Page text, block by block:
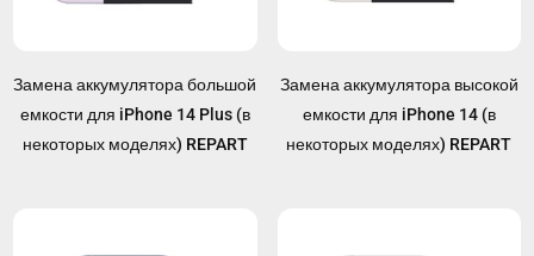
Замена аккумулятора большой
емкости для iPhone 14 Plus (в
некоторых моделях) REPART
Замена аккумулятора высокой
емкости для iPhone 14 (в
некоторых моделях) REPART